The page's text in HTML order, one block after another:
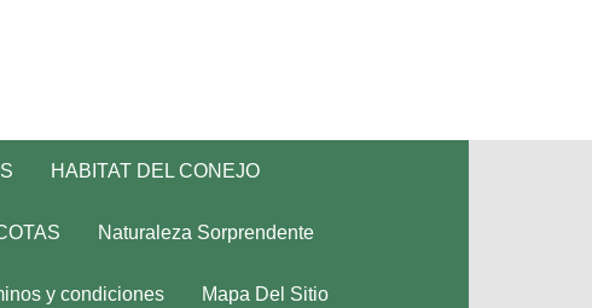
HABITAT DEL CONEJO
Naturaleza Sorprendente
y condiciones Mapa Del Sitio